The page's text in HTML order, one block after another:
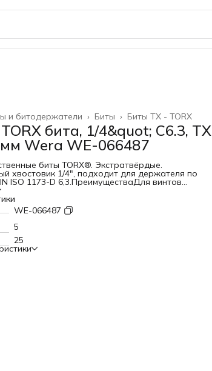
Биты TX - TORX
Биты ›
и битодержатели ›
бита, 1/4&quot; C6.3, TX
Wera WE-066487
биты TORX®. Экстратвёрдые.
хвостовик 1/4", подходит для держателя по
ISO 1173-D 6,3.ПреимуществаДля винтов
до вязкой твёрдости, для универсального
преждевременный выход из строя
наружный шестигранник 1/4" (тип
1)Подходит для Bosch, Fein, Holz-Her, Lecreux,
WE-066487
5
25